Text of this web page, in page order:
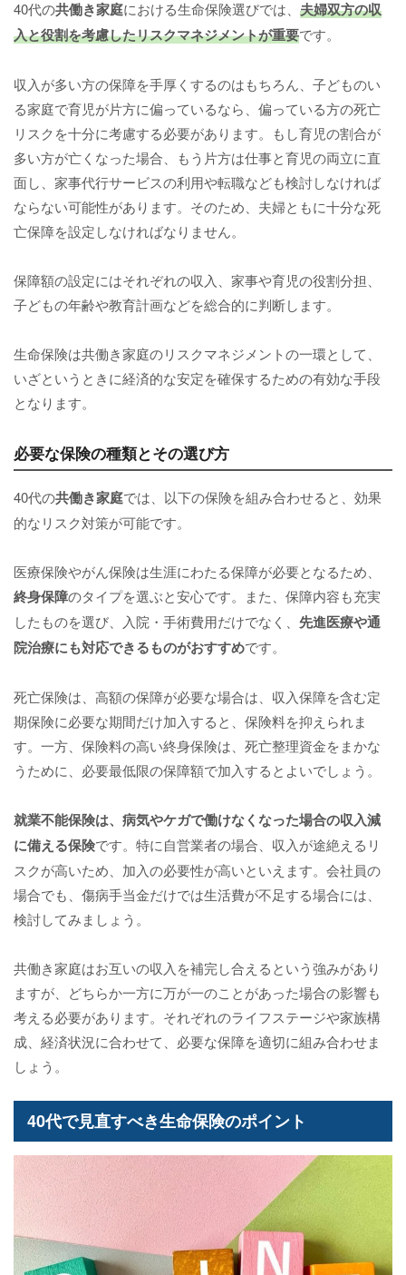
40代の共働き家庭における生命保険選びでは、 夫婦双方の収
入と役割を考慮したリスクマネジメントが重要です。
収入が多い方の保障を手厚くするのはもちろん、子どものい
る家庭で育児が片方に偏っているなら、偏っている方の死亡
リスクを十分に考慮する必要があります。もし育児の割合が
多い方が亡くなった場合、もう片方は仕事と育児の両立に直
面し、家事代行サービスの利用や転職なども検討しなければ
ならない可能性があります。そのため、夫婦ともに十分な死
亡保障を設定しなければなりません。
保障額の設定にはそれぞれの収入、家事や育児の役割分担、
子どもの年齢や教育計画などを総合的に判断します。
生命保険は共働き家庭のリスクマネジメントの一環として、
いざというときに経済的な安定を確保するための有効な手段
となります。
必要な保険の種類とその選び方
40代の共働き家庭では、以下の保険を組み合わせると、効果
的なリスク対策が可能です。
医療保険やがん保険は生涯にわたる保障が必要となるため、
終身保障のタイプを選ぶと安心です。また、保障内容も充実
したものを選び、入院・手術費用だけでなく、 先進医療や通
院治療にも対応できるものがおすすめです。
死亡保険は、高額の保障が必要な場合は、収入保障を含む定
期保険に必要な期間だけ加入すると、保険料を抑えられま
す。一方、保険料の高い終身保険は、死亡整理資金をまかな
うために、必要最低限の保障額で加入するとよいでしょう。
就業不能保険は、病気やケガで働けなくなった場合の収入減
に備える保険です。特に自営業者の場合、収入が途絶えるリ
スクが高いため、加入の必要性が高いといえます。会社員の
場合でも、傷病手当金だけでは生活費が不足する場合には、
検討してみましょう。
共働き家庭はお互いの収入を補完し合えるという強みがあり
ますが、どちらか一方に万が一のことがあった場合の影響も
考える必要があります。それぞれのライフステージや家族構
成、経済状況に合わせて、必要な保障を適切に組み合わせま
しょう。
40代で見直すべき生命保険のポイント